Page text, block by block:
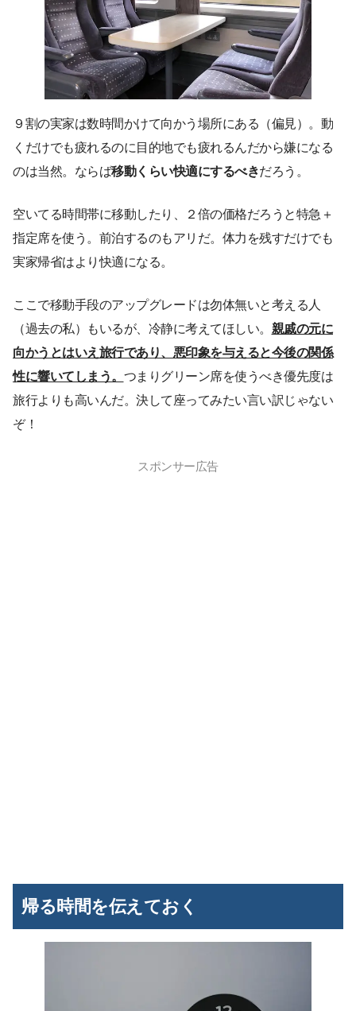
９割の実家は数時間かけて向かう場所にある（偏見）。動
くだけでも疲れるのに目的地でも疲れるんだから嫌になる
のは当然。ならば移動くらい快適にするべきだろう。
空いてる時間帯に移動したり、２倍の価格だろうと特急＋
指定席を使う。前泊するのもアリだ。体力を残すだけでも
実家帰省はより快適になる。
ここで移動手段のアップグレードは勿体無いと考える人
（過去の私）もいるが、冷静に考えてほしい。 親戚の元に
向かうとはいえ旅行であり、悪印象を与えると今後の関係
性に響いてしまう。 つまりグリーン席を使うべき優先度は
旅行よりも高いんだ。決して座ってみたい言い訳じゃない
ぞ！
スポンサー広告
帰る時間を伝えておく